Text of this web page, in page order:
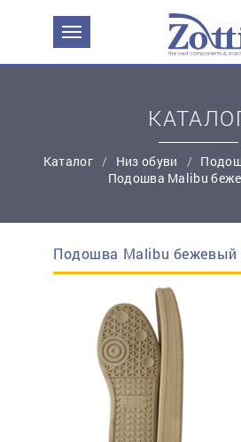
Каталог Низ обуви
Подошва Malibu
Подошва Malibu бежевый
ЗАДАТЬ ВОПРОС О ПРОДУКТЕ
Эл. почта:
Контактный телефон:*